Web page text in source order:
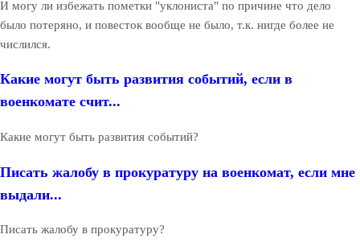
И могу ли избежать пометки "уклониста" по причине что дело
было потеряно, и повесток вообще не было, т.к. нигде более не
числился.
Какие могут быть развития событий, если в
военкомате счит...
Какие могут быть развития событий?
Писать жалобу в прокуратуру на военкомат, если мне
выдали...
Писать жалобу в прокуратуру?